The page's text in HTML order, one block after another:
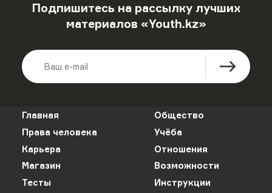
Подпишитесь на рассылку лучших
материалов «Youth.kz»
Главная
Общество
Права человека
Учёба
Карьера
Отношения
Магазин
Возможности
Тесты
Инструкции